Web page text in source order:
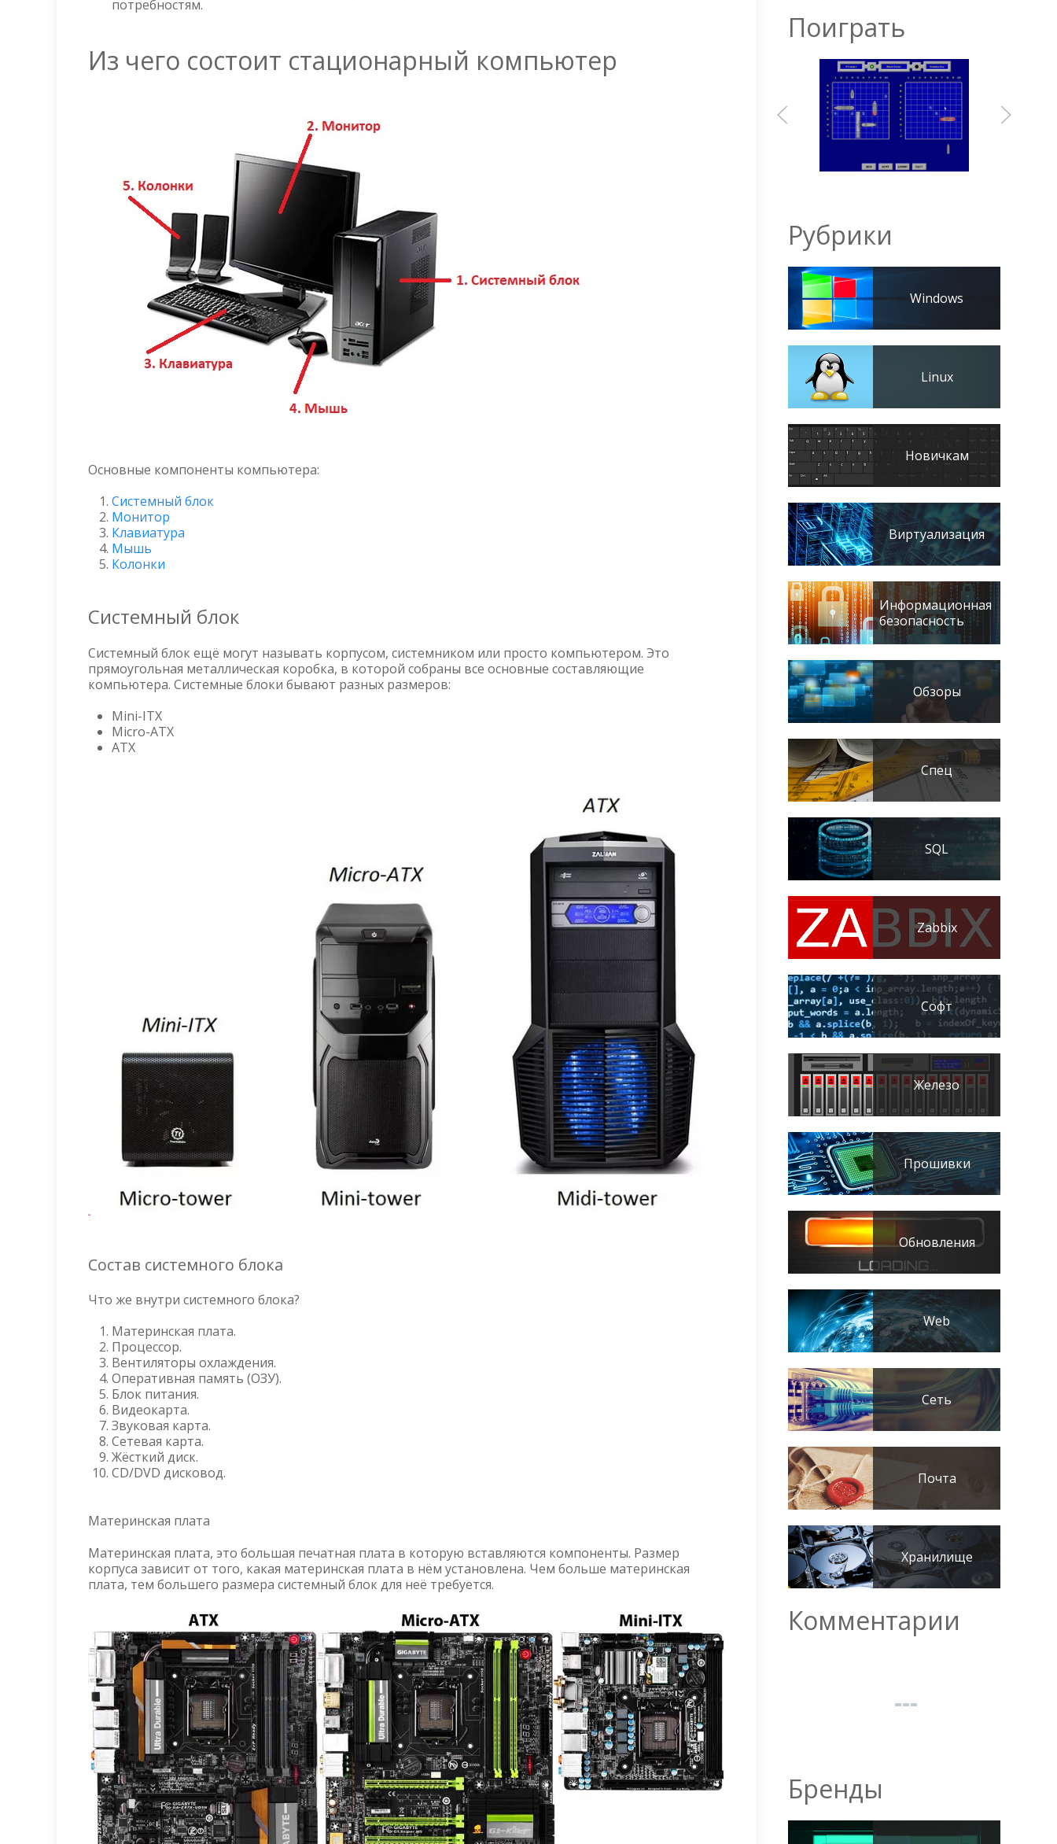
потребностям.
Из чего состоит стационарный компьютер
Основные компоненты компьютера:
Системный блок
Монитор
Клавиатура
Мышь
Колонки
Системный блок
Системный блок ещё могут называть корпусом, системником или просто компьютером. Это
прямоугольная металлическая коробка, в которой собраны все основные составляющие
компьютера. Системные блоки бывают разных размеров:
Mini-ITX
Micro-ATX
ATX
Состав системного блока
Что же внутри системного блока?
Материнская плата.
Процессор.
Вентиляторы охлаждения.
Оперативная память (ОЗУ).
Блок питания.
Видеокарта.
Звуковая карта.
Сетевая карта.
Жёсткий диск.
CD/DVD дисковод.
Материнская плата
Материнская плата, это большая печатная плата в которую вставляются компоненты. Размер
корпуса зависит от того, какая материнская плата в нём установлена. Чем больше материнская
плата, тем большего размера системный блок для неё требуется.
Поиграть
Рубрики
Windows
Linux
Новичкам
Виртуализация
Информационная
безопасность
Обзоры
Спец
SQL
Zabbix
Софт
Железо
Прошивки
Обновления
Web
Сеть
Почта
Хранилище
Комментарии
Бренды